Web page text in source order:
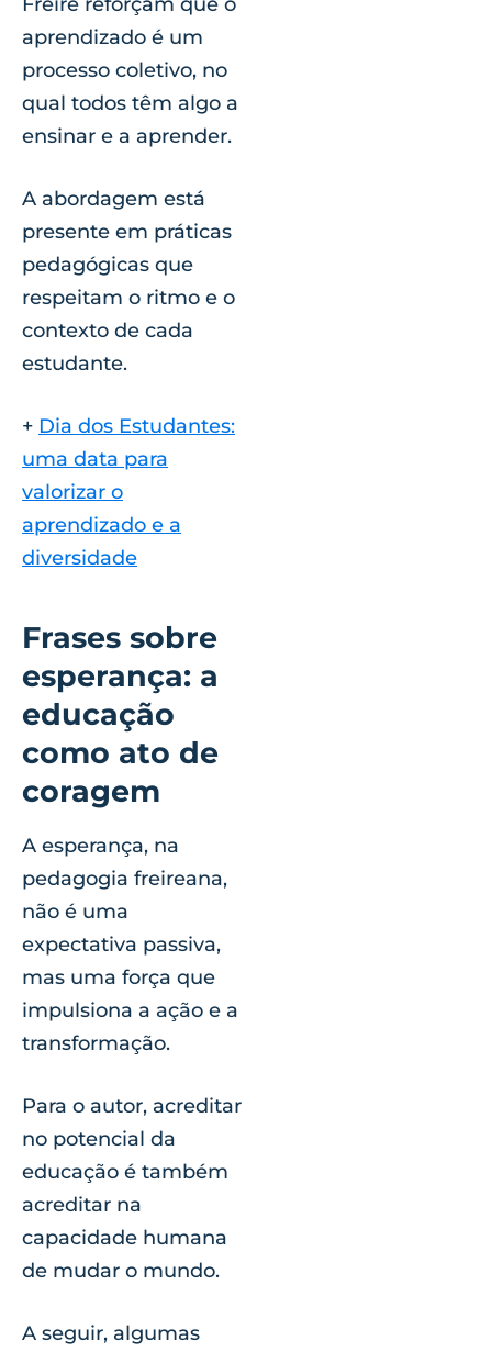
aprendizado é um
processo coletivo, no
qual todos têm algo a
ensinar e a aprender.
A abordagem está
presente em práticas
pedagógicas que
respeitam o ritmo e o
contexto de cada
estudante.
+ Dia dos Estudantes:
uma data para
valorizar o
aprendizado e a
diversidade
Frases sobre
esperança: a
educação
como ato de
coragem
A esperança, na
pedagogia freireana,
não é uma
expectativa passiva,
mas uma força que
impulsiona a ação e a
transformação.
Para o autor, acreditar
no potencial da
educação é também
acreditar na
capacidade humana
de mudar o mundo.
A seguir, algumas